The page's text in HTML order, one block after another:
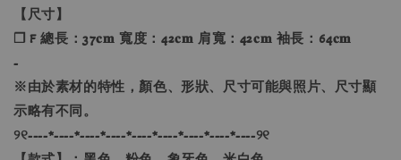
【尺寸】
❐ F 總長：37𝐜𝐦 寬度：42𝐜𝐦 肩寬：42𝐜𝐦 袖長：64𝐜𝐦
-
※由於素材的特性，顏色、形狀、尺寸可能與照片、尺寸顯
示略有不同。
୨୧----*----*----*----*----*----*----*----*----୨୧